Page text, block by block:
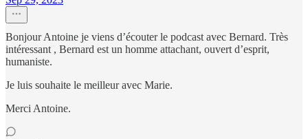
Bonjour Antoine je viens d’écouter le podcast avec Bernard. Très
intéressant , Bernard est un homme attachant, ouvert d’esprit,
humaniste.
Je luis souhaite le meilleur avec Marie.
Merci Antoine.